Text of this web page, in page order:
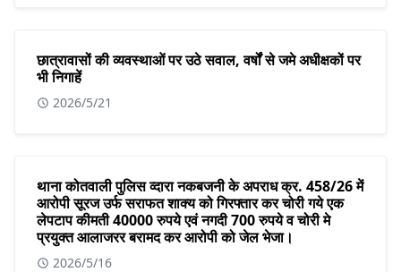
छात्रावासों की व्यवस्थाओं पर उठे सवाल, वर्षों से जमे अधीक्षकों पर
भी निगाहें
2026/5/21
थाना कोतवाली पुलिस व्दारा नकबजनी के अपराध क्र. 458/26 में
आरोपी सूरज उर्फ सराफत शाक्य को गिरफ्तार कर चोरी गये एक
लेपटाप कीमती 40000 रुपये एवं नगदी 700 रुपये व चोरी मे
प्रयुक्त आलाजरर बरामद कर आरोपी को जेल भेजा।
2026/5/16